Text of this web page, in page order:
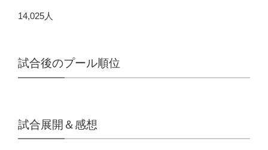
14,025人
試合後のプール順位
試合展開＆感想